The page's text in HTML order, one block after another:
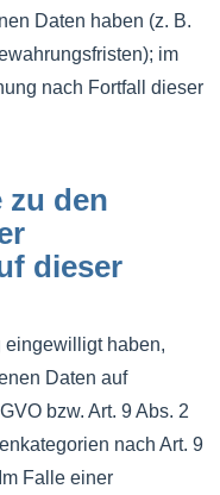
Daten haben (z. B.
im
nach Fortfall dieser
zu den
dieser
eingewilligt haben,
Daten auf
bzw. Art. 9 Abs. 2
nach Art. 9
Falle einer